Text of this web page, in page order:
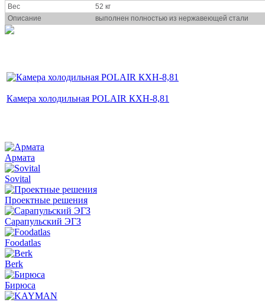
Вес
52 кг
Описание
выполнен полностью из нержавеющей стали
Камера холодильная POLAIR КХН-8,81
Армата
Sovital
Проектные решения
Сарапульский ЭГЗ
Foodatlas
Berk
Бирюса